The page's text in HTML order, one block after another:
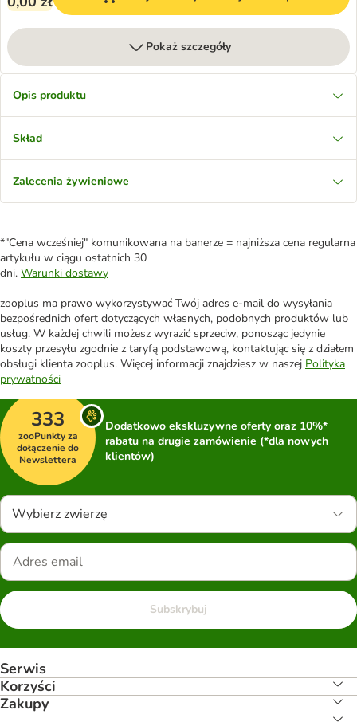
Pokaż szczegóły
Opis produktu
Skład
Zalecenia żywieniowe
*"Cena wcześniej" komunikowana na banerze = najniższa cena regularna
artykułu w ciągu ostatnich 30
dni. Warunki dostawy
zooplus ma prawo wykorzystywać Twój adres e-mail do wysyłania
bezpośrednich ofert dotyczących własnych, podobnych produktów lub
usług. W każdej chwili możesz wyrazić sprzeciw, ponosząc jedynie
koszty przesyłu zgodnie z taryfą podstawową, kontaktując się z działem
obsługi klienta zooplus. Więcej informacji znajdziesz w naszej Polityka
prywatności
333
zooPunkty za
dołączenie do
Newslettera
Dodatkowo ekskluzywne oferty oraz 10%*
rabatu na drugie zamówienie (*dla nowych
klientów)
Wybierz zwierzę
Subskrybuj
Serwis
Korzyści
Zakupy